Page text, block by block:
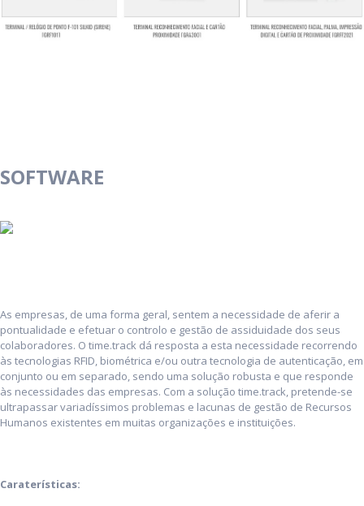
SOFTWARE
As empresas, de uma forma geral, sentem a necessidade de aferir a
pontualidade e efetuar o controlo e gestão de assiduidade dos seus
colaboradores. O time.track dá resposta a esta necessidade recorrendo
às tecnologias RFID, biométrica e/ou outra tecnologia de autenticação, em
conjunto ou em separado, sendo uma solução robusta e que responde
às necessidades das empresas. Com a solução time.track, pretende-se
ultrapassar variadíssimos problemas e lacunas de gestão de Recursos
Humanos existentes em muitas organizações e instituições.
Caraterísticas: